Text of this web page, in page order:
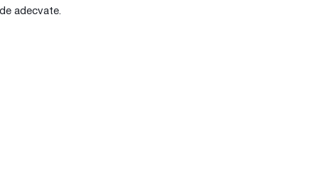
adecvate.